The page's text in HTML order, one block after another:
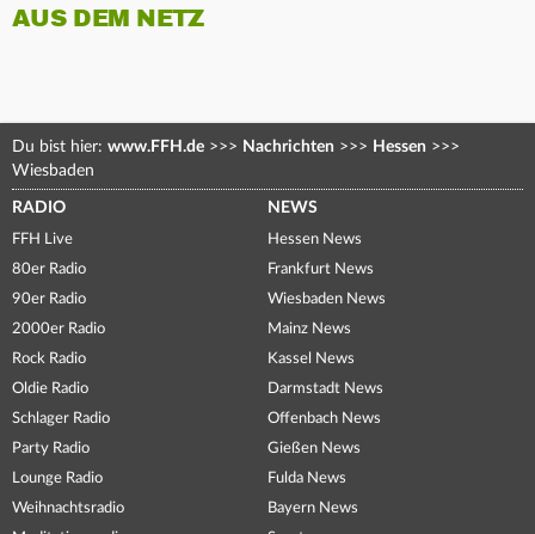
AUS DEM NETZ
Du bist hier: www.FFH.de >>> Nachrichten >>> Hessen >>>
Wiesbaden
RADIO
FFH Live
80er Radio
90er Radio
2000er Radio
Rock Radio
Oldie Radio
Schlager Radio
Party Radio
Lounge Radio
Weihnachtsradio
NEWS
Hessen News
Frankfurt News
Wiesbaden News
Mainz News
Kassel News
Darmstadt News
Offenbach News
Gießen News
Fulda News
Bayern News